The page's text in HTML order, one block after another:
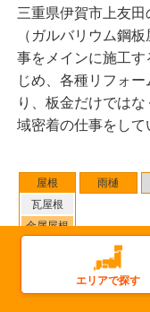
屋根
瓦屋根
金属屋根
雨樋
：岐阜県 周辺
2件
三重県伊賀市上友
（ガルバリウム鋼
事をメインに施工
じめ、各種リフォ
り、板金だけでは
域密着の仕事をして
エリアで探す